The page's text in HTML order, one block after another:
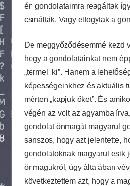
én gondolataimra reagáltak
csinálták. Vagy elfogytak a
De meggyőződésemmé kezd
hogy a gondolatainkat nem
„termeli ki”. Hanem a
képességeinkhez és aktuális
mérten „kapjuk őket”. És
végén az volt az agyamba
gondolat önmagát magyarul
sanszos, hogy azt jelentette,
gondolatoknak magyarul esik
önmagukról, úgy általában
következtettem azt, hogy a